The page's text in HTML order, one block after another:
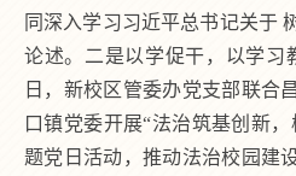
同深入学习习近平总书记关于
论述。二是以学促干，以学习
日，新校区管委办党支部联合
口镇党委开展“法治筑基创新
题党日活动，推动法治校园建